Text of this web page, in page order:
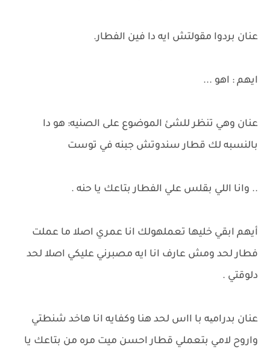
عنان بردوا مقولتش ايه دا فين الفطار.
ايهم : اهو ...
عنان وهي تنظر للشئ الموضوع على الصنيه: هو دا
بالنسبه لك قطار سندوتش جبنه في توست
.. وانا اللي بقلس علي الفطار بتاعك يا حنه .
أيهم ابقي خليها تعملهولك انا عمري اصلا ما عملت
فطار لحد ومش عارف انا ايه مصبرني عليكي اصلا لحد
دلوقتي .
عنان بدرامیه با ااس لحد هنا وكفايه انا هاخد شنطتي
واروح لامي بتعملي قطار احسن ميت مره من بتاعك يا